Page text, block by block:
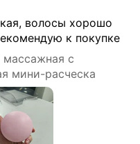
волосы хорошо
к покупке
массажная c
мини-расческа